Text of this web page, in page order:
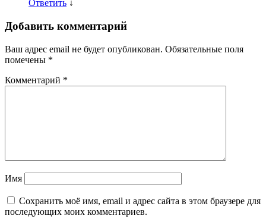
Ответить ↓
Добавить комментарий
Ваш адрес email не будет опубликован. Обязательные поля
помечены *
Комментарий *
Имя
Сохранить моё имя, email и адрес сайта в этом браузере для
последующих моих комментариев.